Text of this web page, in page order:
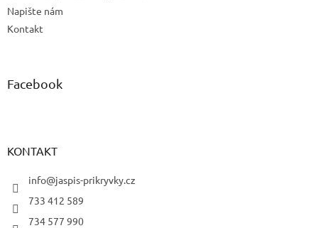
Napište nám
Kontakt
Facebook
KONTAKT
info@jaspis-prikryvky.cz
733 412 589
734 577 990